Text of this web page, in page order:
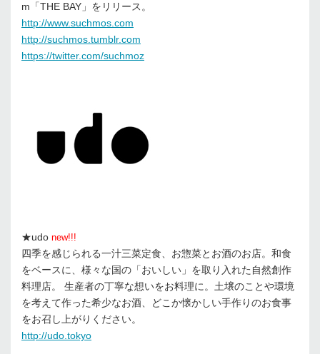
m「THE BAY」をリリース。
http://www.suchmos.com
http://suchmos.tumblr.com
https://twitter.com/suchmoz
★udo new!!!
四季を感じられる一汁三菜定食、お惣菜とお酒のお店。和食
をベースに、様々な国の「おいしい」を取り入れた自然創作
料理店。 生産者の丁寧な想いをお料理に。土壌のことや環境
を考えて作った希少なお酒、どこか懐かしい手作りのお食事
をお召し上がりください。
http://udo.tokyo